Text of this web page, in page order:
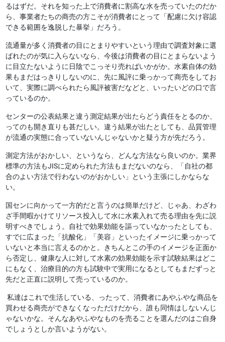
るはずだ。それを知った上で消費者に割高な水を売っていたのだか
ら、事業者たちの商売の方こそが消費者にとって「配慮に欠け容認
できる範囲を逸脱した暴挙」だろう。
流通量が多く消費者の目にとまりやすいという理由で調査対象に選
ばれたのが気に入らないなら、今後は消費者の目にとまらないよう
に目立たないように日陰でこっそり売ればいかがか。水素自体の効
果もまだはっきりしないのに、先に風評に乗っかって商売をしてお
いて、実際に調べられたら風評被害だなどと、いったいどの口で言
っているのか。
センターの公表結果と違う測定結果が出たらどう責任をとるのか、
ってのも開き直りも甚だしい。違う結果が出たとしても、品質管理
が流通の実態に合っていないんじゃないかと疑う方が先だろう。
測定方法がおかしい、というなら、どんな方法なら良いのか。業界
標準の方法もJISに定められた方法もまだないのなら、「自社の都
合のよい方法で行わないのがおかしい」という主張にしかならな
い。
国センに向かって一方的だと言うのは簡単だけど、じゃあ、わざわ
ざ手間暇かけてリソース投入して水に水素入れて売る理由を先に説
明すべきでしょう。自社で効果効能を謳っていなかったとしても、
すでに広まった 「抗酸化」「美容」といったイメージに乗っかって
いないと本当に言えるのかと。きちんとこの手のイメージを正面か
ら否定し、健康な人に対して水素の効果効能を示す試験結果はどこ
にもなく、治療目的の方も試験中で実用になるとしてもまだずっと
先だと正直に説明して売っているのか。
私達はこれで生活している、ったって、消費者にあやふやな商品を
買わせる商売ができなくなっただけだから、誰も同情はしないんじ
ゃないかな。そんなあやふやなものを売ることを選んだのはご自身
でしょうとしか言いようがない。